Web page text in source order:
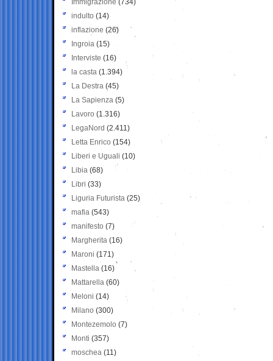
Immigrazione (734)
indulto (14)
inflazione (26)
Ingroia (15)
Interviste (16)
la casta (1.394)
La Destra (45)
La Sapienza (5)
Lavoro (1.316)
LegaNord (2.411)
Letta Enrico (154)
Liberi e Uguali (10)
Libia (68)
Libri (33)
Liguria Futurista (25)
mafia (543)
manifesto (7)
Margherita (16)
Maroni (171)
Mastella (16)
Mattarella (60)
Meloni (14)
Milano (300)
Montezemolo (7)
Monti (357)
moschea (11)